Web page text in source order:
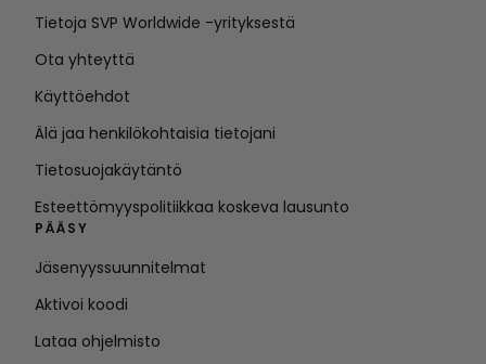
Tietoja SVP Worldwide -yrityksestä
Ota yhteyttä
Käyttöehdot
Älä jaa henkilökohtaisia tietojani
Tietosuojakäytäntö
Esteettömyyspolitiikkaa koskeva lausunto
PÄÄSY
Jäsenyyssuunnitelmat
Aktivoi koodi
Lataa ohjelmisto